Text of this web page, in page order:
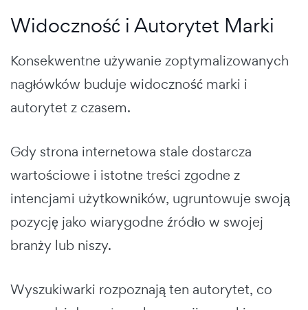
Widoczność i Autorytet Marki
Konsekwentne używanie zoptymalizowanych
nagłówków buduje widoczność marki i
autorytet z czasem.
Gdy strona internetowa stale dostarcza
wartościowe i istotne treści zgodne z
intencjami użytkowników, ugruntowuje swoją
pozycję jako wiarygodne źródło w swojej
branży lub niszy.
Wyszukiwarki rozpoznają ten autorytet, co